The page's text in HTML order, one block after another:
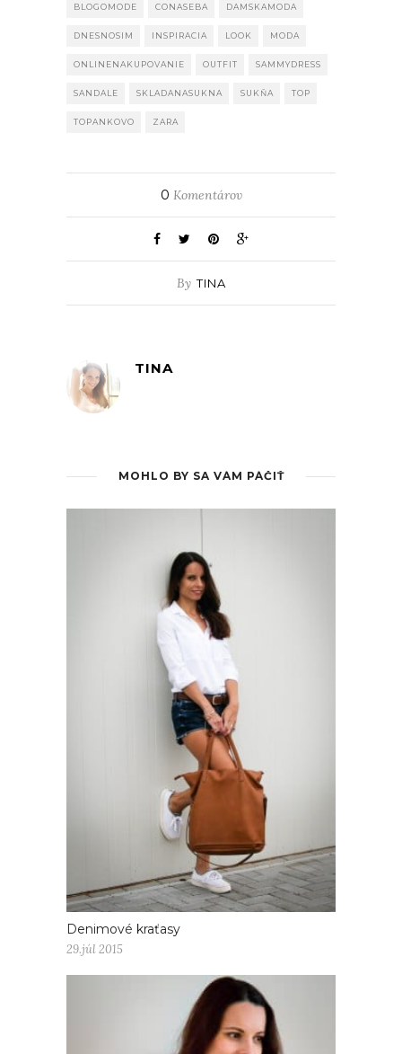
BLOGOMODE CONASEBA DAMSKAMODA
DNESNOSIM INSPIRACIA LOOK MODA
ONLINENAKUPOVANIE OUTFIT SAMMYDRESS
SANDALE SKLADANASUKNA SUKŇA TOP
TOPANKOVO ZARA
0 Komentárov
By TINA
TINA
MOHLO BY SA VÁM PÁČIŤ
Denimové kraťasy
29.júl 2015